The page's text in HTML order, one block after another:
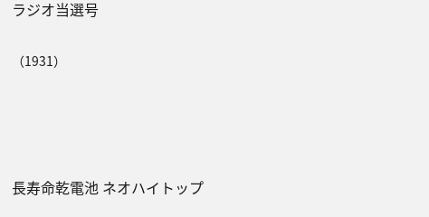
ラジオ当選号
（1931）
長寿命乾電池 ネオハイトップ